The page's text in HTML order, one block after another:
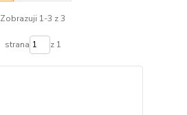
Zobrazuji 1-3 z 3
strana z 1